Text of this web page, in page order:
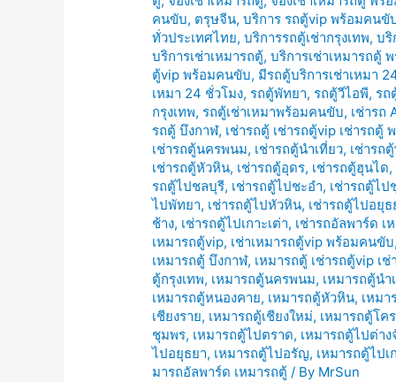
คนขับ, ตรุษจีน,บริการ รถตู้vip พร้อมคนขั
ทั่วประเทศไทย,บริการรถตู้เช่ากรุงเทพ,บริ
บริการเช่าเหมารถตู้,บริการเช่าเหมารถตู้
ตู้vip พร้อมคนขับ, มีรถตู้บริการเช่าเหมา
เหมา 24 ชั่วโมง, รถตู้พัทยา, รถตู้วีไอพี, รถ
กรุงเทพ, รถตู้เช่าเหมาพร้อมคนขับ, เช่ารถ
รถตู้ บึงกาฬ, เช่ารถตู้ เช่ารถตู้vip เช่ารถตู้
เช่ารถตู้นครพนม, เช่ารถตู้นำเที่ยว, เช่ารถ
เช่ารถตู้หัวหิน, เช่ารถตู้อุดร, เช่ารถตู้ฮุนได,
รถตู้ไปชลบุรี, เช่ารถตู้ไปชะอำ, เช่ารถตู้ไป
ไปพัทยา, เช่ารถตู้ไปหัวหิน, เช่ารถตู้ไปอยุธ
ช้าง, เช่ารถตู้ไปเกาะเต่า, เช่ารถอัลพาร์ด เ
เหมารถตู้vip, เช่าเหมารถตู้vip พร้อมคนขับ
เหมารถตู้ บึงกาฬ, เหมารถตู้ เช่ารถตู้vip เ
ตู้กรุงเทพ, เหมารถตู้นครพนม, เหมารถตู้นำ
เหมารถตู้หนองคาย, เหมารถตู้หัวหิน, เหม
เชียงราย, เหมารถตู้เชียงใหม่, เหมารถตู้โค
ชุมพร, เหมารถตู้ไปตราด, เหมารถตู้ไปต่าง
ไปอยุธยา, เหมารถตู้ไปอรัญ, เหมารถตู้ไปเ
มารถอัลพาร์ด เหมารถตู้ / By MrSun